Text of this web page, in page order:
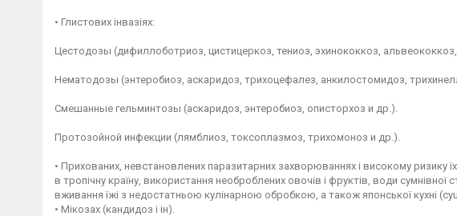
• Глистових інвазіях:
Цестодозы (дифиллоботриоз, цистицеркоз, тениоз, эхинококкоз,
Нематодозы (энтеробиоз, аскаридоз, трихоцефалез, анкилостомидоз,
Смешанные гельминтозы (аскаридоз, энтеробиоз, описторхоз и др.).
Протозойной инфекции (лямблиоз, токсоплазмоз, трихомоноз и др.).
• Прихованих, невстановлених паразитарних захворюваннях і високому ризику
в тропічну країну, використання необроблених овочів і фруктів, води
вживання їжі з недостатньою кулінарною обробкою, а також японської кухні
• Мікозах (кандидоз і ін).